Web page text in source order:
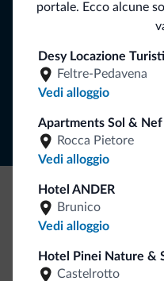
portale. Ecco alcune
Desy Locazione
Feltre-Pedavena
Vedi alloggio
Apartments Sol & Nef
Rocca Pietore
Vedi alloggio
Hotel ANDER
Brunico
Vedi alloggio
Hotel Pinei Nature &
Castelrotto
Be Original, scopri
Dolomiti.it!